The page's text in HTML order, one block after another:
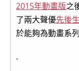
2015年動畫版之
了兩大聲優先後
於能夠為動畫系
.